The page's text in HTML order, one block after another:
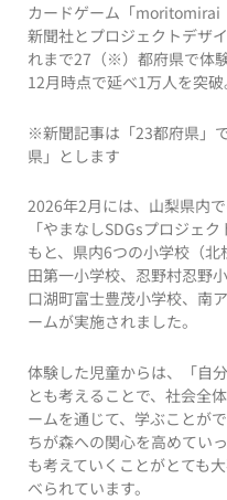
カードゲーム「moritomirai
新聞社とプロジェクトデザ
れまで27（※）都府県で体
12月時点で延べ1万人を突破
※新聞記事は「23都府県」
県」とします
2026年2月には、山梨県内
「やまなしSDGsプロジェ
もと、県内6つの小学校（
田第一小学校、忍野村忍野
口湖町富士豊茂小学校、南
ームが実施されました。
体験した児童からは、「自
とも考えることで、社会全
ームを通じて、学ぶことが
ちが森への関心を高めてい
も考えていくことがとても
べられています。